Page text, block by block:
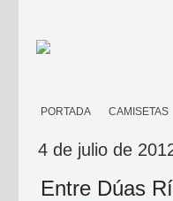
PORTADA CAMISETAS
4 de julio de
Entre Dúas